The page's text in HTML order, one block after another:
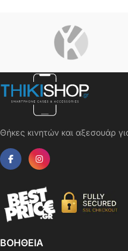
Θήκες κινητών και αξεσουάρ
ΒΟΗΘΕΙΑ